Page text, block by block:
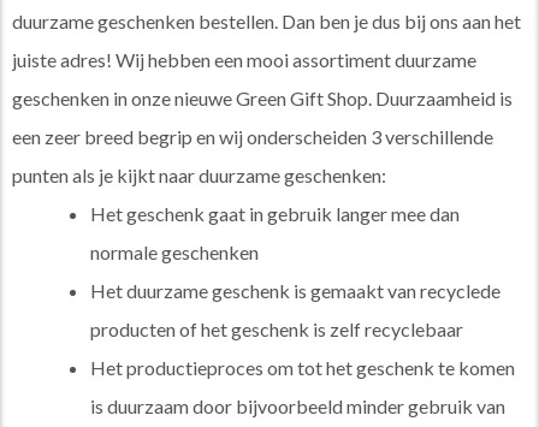
duurzame geschenken bestellen. Dan ben je dus bij ons aan het
juiste adres! Wij hebben een mooi assortiment duurzame
geschenken in onze nieuwe Green Gift Shop. Duurzaamheid is
een zeer breed begrip en wij onderscheiden 3 verschillende
punten als je kijkt naar duurzame geschenken:
Het geschenk gaat in gebruik langer mee dan
normale geschenken
Het duurzame geschenk is gemaakt van recyclede
producten of het geschenk is zelf recyclebaar
Het productieproces om tot het geschenk te komen
is duurzaam door bijvoorbeeld minder gebruik van